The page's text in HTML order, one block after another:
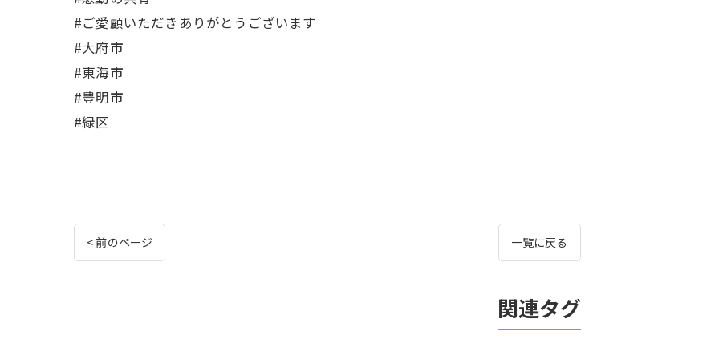
#ご愛顧いただきありがとうございます
#大府市
#東海市
#豊明市
#緑区
< 前のページ 一覧に戻る
関連タグ